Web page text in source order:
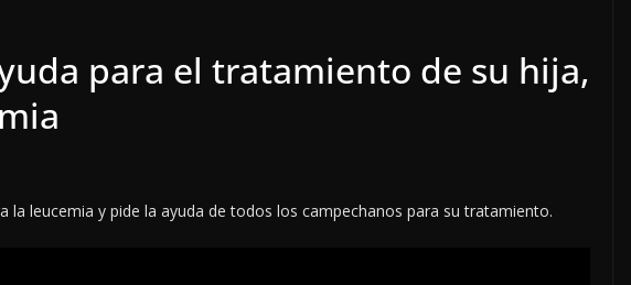
para el tratamiento de su hija,
la leucemia y pide la ayuda de todos los campechanos para su tratamiento.